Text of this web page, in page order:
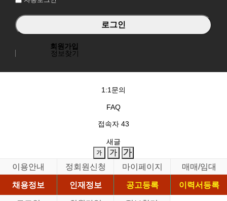
회원가입
정보찾기
1:1문의
FAQ
접속자 43
새글
이용안내 정회원신청 마이페이지
매매/임대
채용정보
인재정보 공고등록
이력서등록